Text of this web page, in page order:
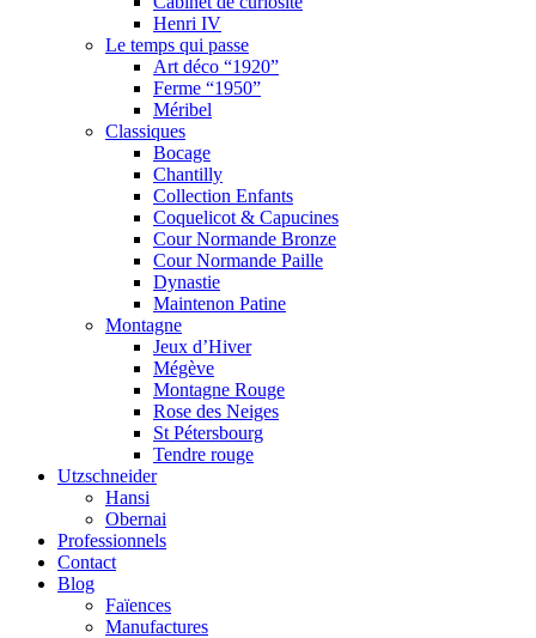
Henri IV
Le temps qui passe
Art déco “1920”
Ferme “1950”
Méribel
Classiques
Bocage
Chantilly
Collection Enfants
Coquelicot & Capucines
Cour Normande Bronze
Cour Normande Paille
Dynastie
Maintenon Patine
Montagne
Jeux d’Hiver
Mégève
Montagne Rouge
Rose des Neiges
St Pétersbourg
Tendre rouge
Utzschneider
Hansi
Obernai
Professionnels
Contact
Blog
Faïences
Manufactures